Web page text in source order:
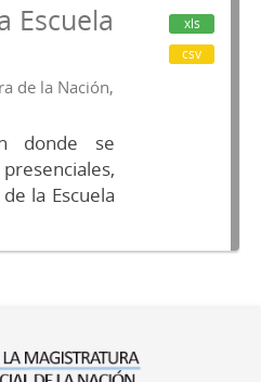
Escuela
de la Nación,
donde se
la Escuela
xls
csv